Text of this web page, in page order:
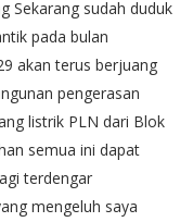
Sekarang sudah duduk
pada bulan
akan terus berjuang
pengerasan
listrik PLN dari Blok
semua ini dapat
terdengar
mengeluh saya